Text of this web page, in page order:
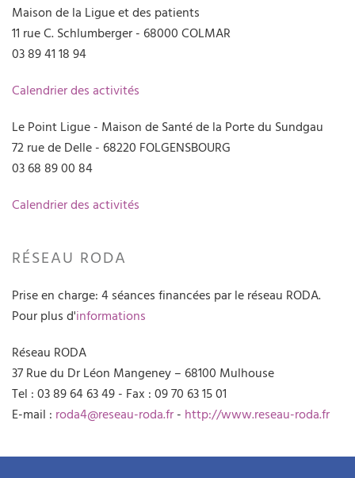
Maison de la Ligue et des patients
11 rue C. Schlumberger - 68000 COLMAR
03 89 41 18 94
Calendrier des activités
Le Point Ligue - Maison de Santé de la Porte du Sundgau
72 rue de Delle - 68220 FOLGENSBOURG
03 68 89 00 84
Calendrier des activités
RÉSEAU RODA
Prise en charge: 4 séances financées par le réseau RODA.
Pour plus d'informations
Réseau RODA
37 Rue du Dr Léon Mangeney – 68100 Mulhouse
Tel : 03 89 64 63 49 - Fax : 09 70 63 15 01
E-mail : roda4@reseau-roda.fr - http://www.reseau-roda.fr